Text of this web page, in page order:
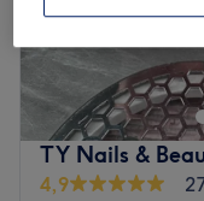
In Berlin,
Nagelmodellagen
Auch für
richtigen Adresse.
Nächste öffentliche
Der Salon befindet
TY Nails &
4,9